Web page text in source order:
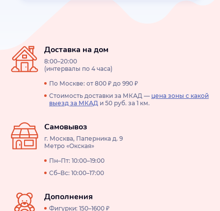
Доставка на дом
8:00–20:00
(интервалы по 4 часа)
По Москве: от 800 ₽ до 990 ₽
Стоимость доставки за МКАД — цена зоны с какой
выезд за МКАД и 50 руб. за 1 км.
Самовывоз
г. Москва, Паперника д. 9
Метро «Окская»
Пн–Пт: 10:00–19:00
Сб–Вс: 10:00–17:00
Дополнения
Фигурки: 150–1600 ₽